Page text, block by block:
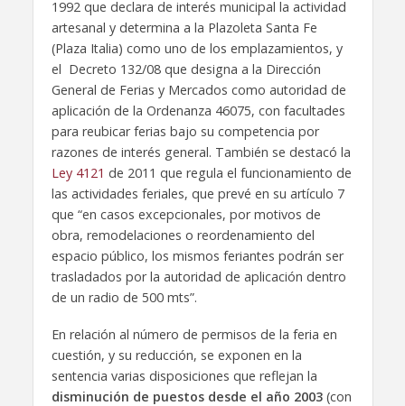
1992 que declara de interés municipal la actividad
artesanal y determina a la Plazoleta Santa Fe
(Plaza Italia) como uno de los emplazamientos, y
el Decreto 132/08 que designa a la Dirección
General de Ferias y Mercados como autoridad de
aplicación de la Ordenanza 46075, con facultades
para reubicar ferias bajo su competencia por
razones de interés general. También se destacó la
Ley 4121 de 2011 que regula el funcionamiento de
las actividades feriales, que prevé en su artículo 7
que “en casos excepcionales, por motivos de
obra, remodelaciones o reordenamiento del
espacio público, los mismos feriantes podrán ser
trasladados por la autoridad de aplicación dentro
de un radio de 500 mts”.
En relación al número de permisos de la feria en
cuestión, y su reducción, se exponen en la
sentencia varias disposiciones que reflejan la
disminución de puestos desde el año 2003(con